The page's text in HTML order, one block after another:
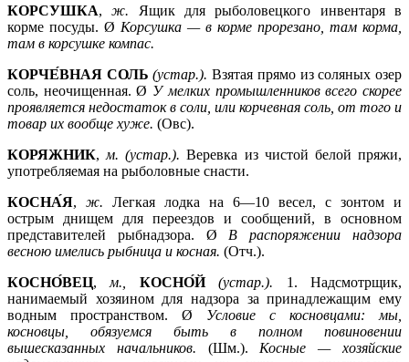
КОРСУШКА,ж. Ящик для рыболовецкого инвентаря в
корме посуды. Ø Корсушка — в корме прорезано, там корма,
там в корсушке компас.
КОРЧЕ́ВНАЯ СОЛЬ (устар.).Взятая прямо из соляных озер
соль, неочищенная. Ø У мелких промышленников всего скорее
проявляется недостаток в соли, или корчевная соль, от того и
товар их вообще хуже. (Овс).
КОРЯЖНИК, м. (устар.).Веревка из чистой белой пряжи,
употребляемая на рыболовные снасти.
КОСНА́Я, ж. Легкая лодка на 6—10 весел, с зонтом и
острым днищем для переездов и сообщений, в основном
представителей рыбнадзора. Ø В распоряжении надзора
весною имелись рыбница и косная. (Отч.).
КОСНО́ВЕЦ, м., КОСНО́Й (устар.). 1.
Надсмотрщик,
нанимаемый хозяином для надзора за принадлежащим ему
водным пространством. Ø Условие с косновцами: мы,
косновцы, обязуемся быть в полном повиновении
вышесказанных начальников. (Шм.). Косные —
хозяйские